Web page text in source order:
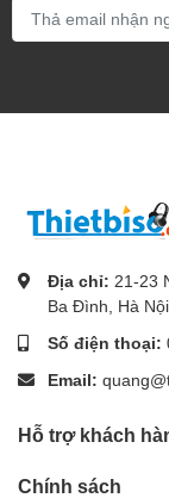
Địa chỉ: 21-23
Ba Đình, Hà Nội
Số điện thoại:
Email:
Hỗ trợ khách
Chính sách